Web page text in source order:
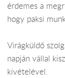
érdemes a
hogy paksi
Virágküldő
napján vállal
kivételével.